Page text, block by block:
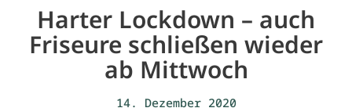
Harter Lockdown – auch
Friseure schließen wieder
ab Mittwoch
14. Dezember 2020